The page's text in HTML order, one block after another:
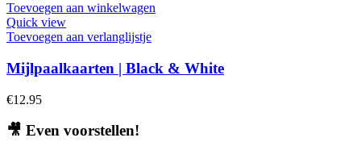
Toevoegen aan winkelwagen
Quick view
Toevoegen aan verlanglijstje
Mijlpaalkaarten | Black & White
€12.95
🎥 Even voorstellen!